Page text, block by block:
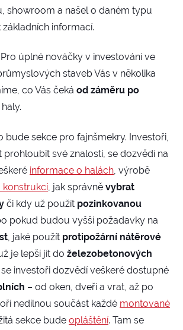
showroom a našel o daném typu
informací.
úplné nováčky v investování ve
staveb Vás v několika
co Vás čeká od záměru po
bude sekce pro fajnšmekry. Investoři,
prohloubit své znalosti, se dozvědí na
informace o halách , výrobě
konstrukcí , jak správně vybrat
či kdy už použít pozinkovanou
pokud budou vyšší požadavky na
, jaké použít protipožární nátěrové
je lepší jít do železobetonových
se investoři dozvědí veškeré dostupné
– od oken, dveří a vrat, až po
nedílnou součást každé montované
sekce bude opláštění. Tam se